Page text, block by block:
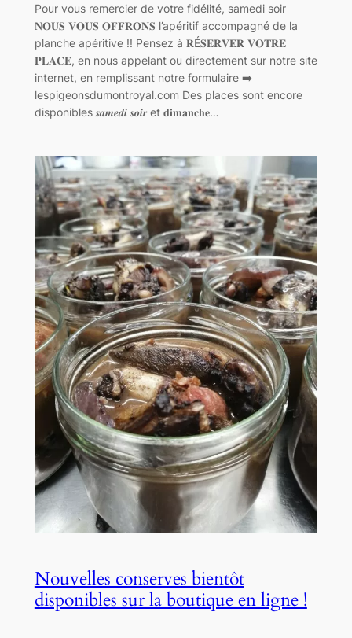
Pour vous remercier de votre fidélité, samedi soir
𝐍𝐎𝐔𝐒 𝐕𝐎𝐔𝐒 𝐎𝐅𝐅𝐑𝐎𝐍𝐒 l’apéritif accompagné de la
planche apéritive !! Pensez à 𝐑É𝐒𝐄𝐑𝐕𝐄𝐑 𝐕𝐎𝐓𝐑𝐄
𝐏𝐋𝐀𝐂𝐄, en nous appelant ou directement sur notre site
internet, en remplissant notre formulaire ➡️
lespigeonsdumontroyal.com Des places sont encore
disponibles 𝒔𝒂𝒎𝒆𝒅𝒊 𝒔𝒐𝒊𝒓 et 𝐝𝐢𝐦𝐚𝐧𝐜𝐡𝐞…
Nouvelles conserves bientôt
disponibles sur la boutique en ligne !